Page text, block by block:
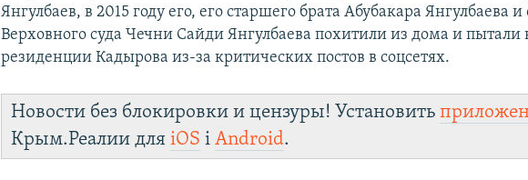
Янгулбаев, в 2015 году его, его старшего брата Абубакара Янгулбаева
Верховного суда Чечни Сайди Янгулбаева похитили из дома и пытали
резиденции Кадырова из-за критических постов в соцсетях.
Новости без блокировки и цензуры! Установить
Крым.Реалии дляiOS іAndroid.